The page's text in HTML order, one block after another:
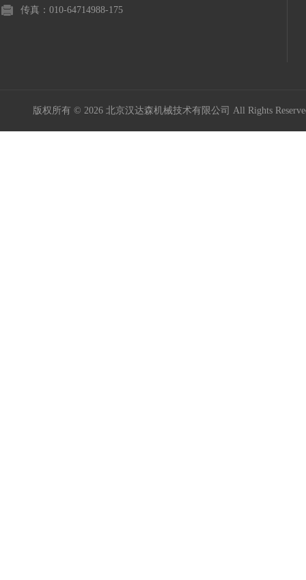
传真：010-64714988-175
版权所有 © 2026 北京汉达森机械技术有限公司 All Rights